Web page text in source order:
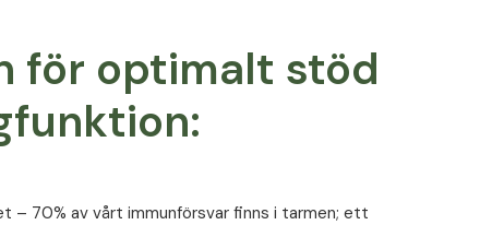
för optimalt stöd
– 70% av vårt immunförsvar finns i tarmen; ett